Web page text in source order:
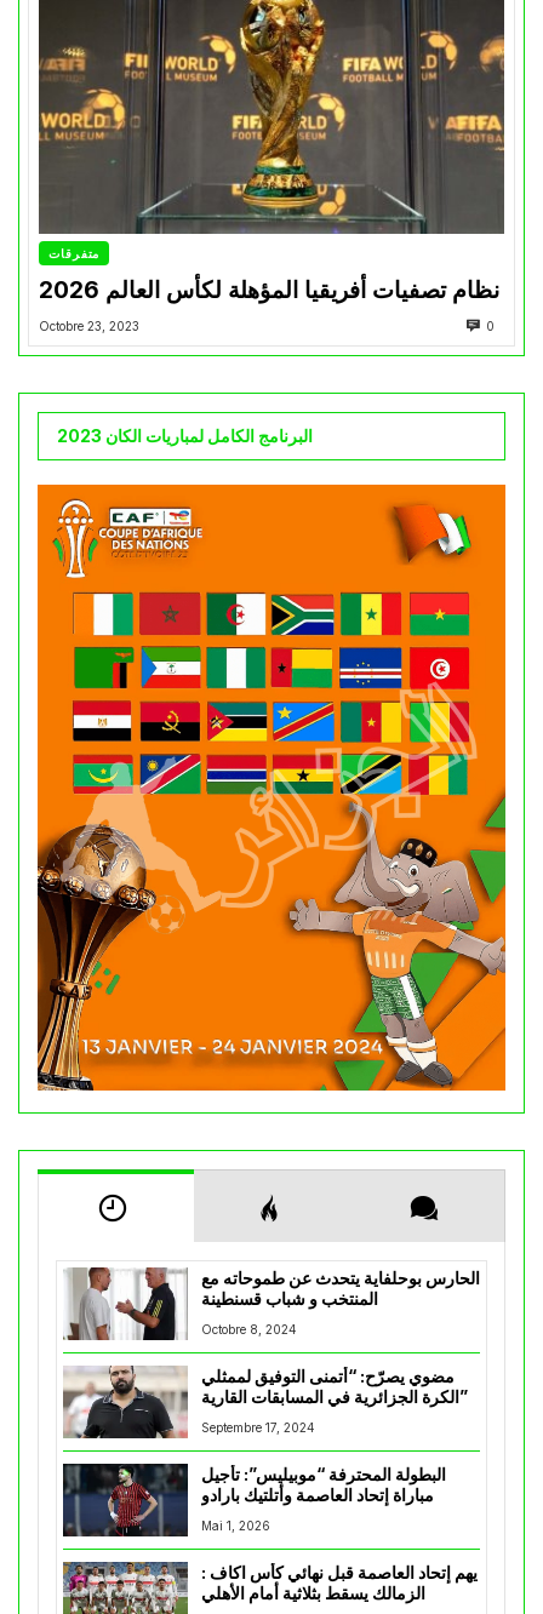
متفرقات
نظام تصفيات أفريقيا المؤهلة لكأس العالم 2026
Octobre 23, 2023 0
البرنامج الكامل لمباريات الكان 2023
الحارس بوحلفاية يتحدث عن طموحاته مع
المنتخب و شباب قسنطينة
Octobre 8, 2024
مضوي يصرّح: “أتمنى التوفيق لممثلي
الكرة الجزائرية في المسابقات القارية”
Septembre 17, 2024
البطولة المحترفة “موبيليس”: تأجيل
مباراة إتحاد العاصمة وأتلتيك بارادو
Mai 1, 2026
يهم إتحاد العاصمة قبل نهائي كأس اكاف :